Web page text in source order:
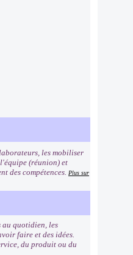
les mobiliser
(réunion) et
des compétences. Plus sur
au quotidien, les
faire et des idées.
du produit ou du